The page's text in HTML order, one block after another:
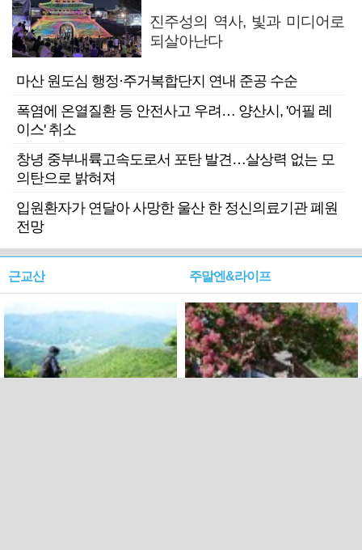
진주성의 역사, 빛과 미디어로
되살아난다
마산 원도심 행정·주거복합단지 연내 준공 수순
폭염에 온열질환 등 안전사고 우려… 양산시, '어필 레
이스' 취소
창녕 중부내륙고속도로서 포탄 발견…살상력 없는 모
의탄으로 밝혀져
입원환자가 연달아 사망한 울산 한 정신의료기관 폐원
전망
근교산 주말엔&라이프